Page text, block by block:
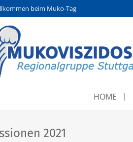
beim Muko-Tag
HOME
2021